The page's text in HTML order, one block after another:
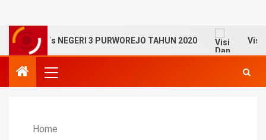
MTs NEGERI 3 PURWOREJO TAHUN 2020 Visi
Home